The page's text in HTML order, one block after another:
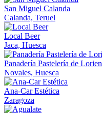
San Miguel Calanda
Calanda, Teruel
Local Beer
Jaca, Huesca
Panadería Pastelería de Lorien
Novales, Huesca
Ana-Car Estética
Zaragoza